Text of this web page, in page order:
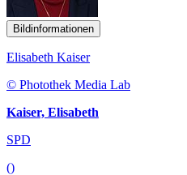
Bildinformationen
Elisabeth Kaiser
© Photothek Media Lab
Kaiser, Elisabeth
SPD
()